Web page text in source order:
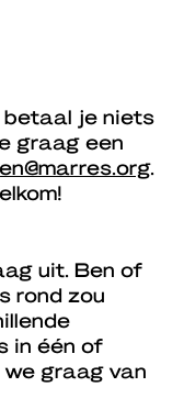
betaal je niets
graag een
.
uit. Ben of
rond zou
in één of
we graag van